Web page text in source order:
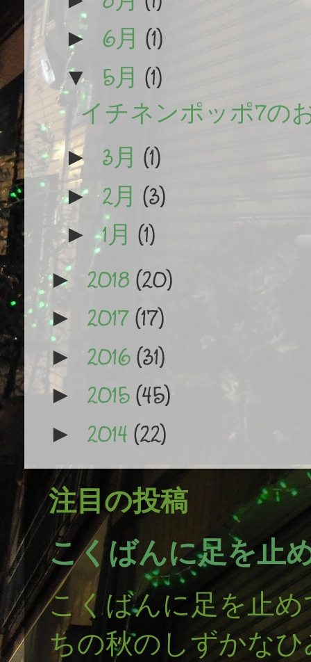
► 6月 (1)
▼ 5月 (1)
イチネンポッポ7の
► 3月 (1)
►2月 (3)
►1月 (1)
► 2018 (20)
► 2017(17)
► 2016(31)
► 2015(45)
► 2014 (22)
注目の投稿
こくばんに足を止
こくばんに足を止
ちの秋のしずかな